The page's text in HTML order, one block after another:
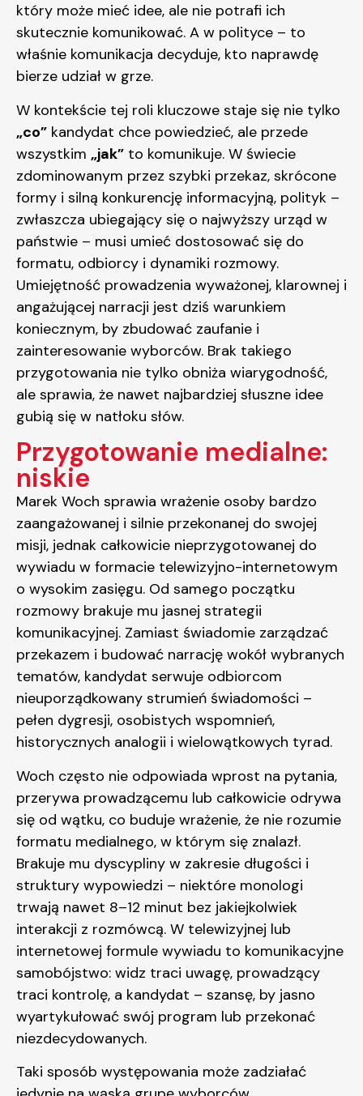
który może mieć idee, ale nie potrafi ich
skutecznie komunikować. A w polityce – to
właśnie komunikacja decyduje, kto naprawdę
bierze udział w grze.
W kontekście tej roli kluczowe staje się nie tylko
„co” kandydat chce powiedzieć, ale przede
wszystkim „jak” to komunikuje. W świecie
zdominowanym przez szybki przekaz, skrócone
formy i silną konkurencję informacyjną, polityk –
zwłaszcza ubiegający się o najwyższy urząd w
państwie – musi umieć dostosować się do
formatu, odbiorcy i dynamiki rozmowy.
Umiejętność prowadzenia wyważonej, klarownej i
angażującej narracji jest dziś warunkiem
koniecznym, by zbudować zaufanie i
zainteresowanie wyborców. Brak takiego
przygotowania nie tylko obniża wiarygodność,
ale sprawia, że nawet najbardziej słuszne idee
gubią się w natłoku słów.
Przygotowanie medialne:
niskie
Marek Woch sprawia wrażenie osoby bardzo
zaangażowanej i silnie przekonanej do swojej
misji, jednak całkowicie nieprzygotowanej do
wywiadu w formacie telewizyjno-internetowym
o wysokim zasięgu. Od samego początku
rozmowy brakuje mu jasnej strategii
komunikacyjnej. Zamiast świadomie zarządzać
przekazem i budować narrację wokół wybranych
tematów, kandydat serwuje odbiorcom
nieuporządkowany strumień świadomości –
pełen dygresji, osobistych wspomnień,
historycznych analogii i wielowątkowych tyrad.
Woch często nie odpowiada wprost na pytania,
przerywa prowadzącemu lub całkowicie odrywa
się od wątku, co buduje wrażenie, że nie rozumie
formatu medialnego, w którym się znalazł.
Brakuje mu dyscypliny w zakresie długości i
struktury wypowiedzi – niektóre monologi
trwają nawet 8–12 minut bez jakiejkolwiek
interakcji z rozmówcą. W telewizyjnej lub
internetowej formule wywiadu to komunikacyjne
samobójstwo: widz traci uwagę, prowadzący
traci kontrolę, a kandydat – szansę, by jasno
wyartykułować swój program lub przekonać
niezdecydowanych.
Taki sposób występowania może zadziałać